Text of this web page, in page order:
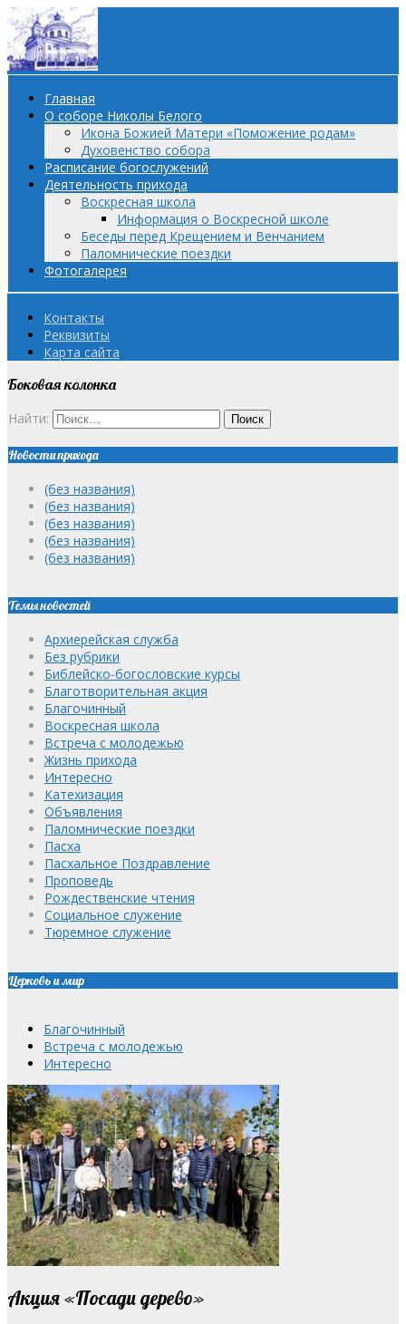
Главная
О соборе Николы Белого
Икона Божией Матери «Поможение родам»
Духовенство собора
Расписание богослужений
Деятельность прихода
Воскресная школа
Информация о Воскресной школе
Беседы перед Крещением и Венчанием
Паломнические поездки
Фотогалерея
Контакты
Реквизиты
Карта сайта
Боковая колонка
Найти:
Новости прихода
(без названия)
(без названия)
(без названия)
(без названия)
(без названия)
Темы новостей
Архиерейская служба
Без рубрики
Библейско-богословские курсы
Благотворительная акция
Благочинный
Воскресная школа
Встреча с молодежью
Жизнь прихода
Интересно
Катехизация
Объявления
Паломнические поездки
Пасха
Пасхальное Поздравление
Проповедь
Рождественские чтения
Социальное служение
Тюремное служение
Церковь и мир
Благочинный
Встреча с молодежью
Интересно
Акция «Посади дерево»